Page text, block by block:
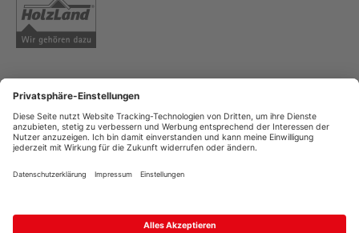
AGB
Datenschutz